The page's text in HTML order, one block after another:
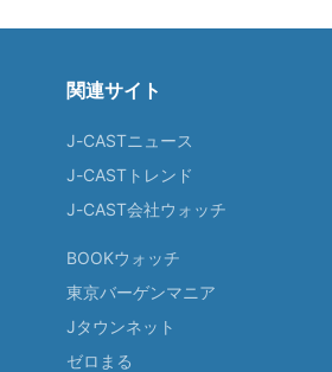
関連サイト
J-CASTニュース
J-CASTトレンド
J-CAST会社ウォッチ
BOOKウォッチ
東京バーゲンマニア
Jタウンネット
ゼロまる